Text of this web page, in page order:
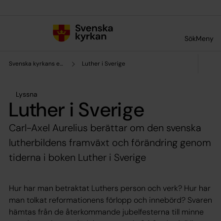
SökMeny
Svenska kyrkans enhet för forskning och analys Luther i Sverige
Lyssna
Luther i Sverige
Carl-Axel Aurelius berättar om den svenska
lutherbildens framväxt och förändring genom
tiderna i boken Luther i Sverige
Hur har man betraktat Luthers person och verk? Hur har
man tolkat reformationens förlopp och innebörd? Svaren
hämtas från de återkommande jubelfesterna till minne